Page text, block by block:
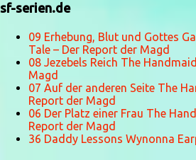
sf-serien.de
09 Erhebung, Blut und Gottes
Tale – Der Report der Magd
08 Jezebels Reich The
Magd
07 Auf der anderen Seite The
Report der Magd
06 Der Platz einer Frau The
Report der Magd
36 Daddy Lessons Wynonna